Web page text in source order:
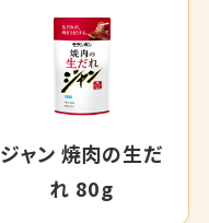
ジャン 焼肉の生だ
れ 80g